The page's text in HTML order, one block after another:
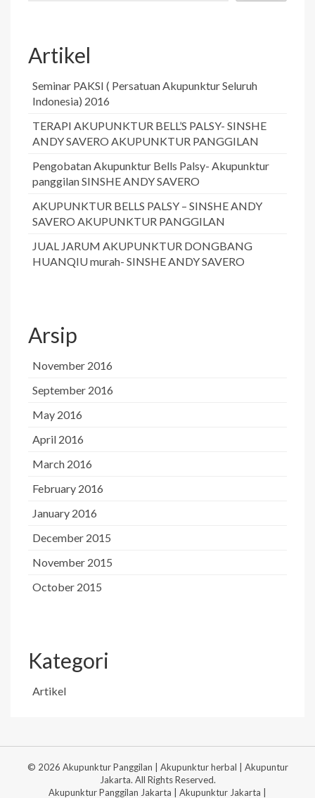
Artikel
Seminar PAKSI ( Persatuan Akupunktur Seluruh
Indonesia) 2016
TERAPI AKUPUNKTUR BELL’S PALSY- SINSHE
ANDY SAVERO AKUPUNKTUR PANGGILAN
Pengobatan Akupunktur Bells Palsy- Akupunktur
panggilan SINSHE ANDY SAVERO
AKUPUNKTUR BELLS PALSY – SINSHE ANDY
SAVERO AKUPUNKTUR PANGGILAN
JUAL JARUM AKUPUNKTUR DONGBANG
HUANQIU murah- SINSHE ANDY SAVERO
Arsip
November 2016
September 2016
May 2016
April 2016
March 2016
February 2016
January 2016
December 2015
November 2015
October 2015
Kategori
Artikel
© 2026 Akupunktur Panggilan | Akupunktur herbal | Akupuntur
Jakarta. All Rights Reserved.
Akupunktur Panggilan Jakarta | Akupunktur Jakarta |